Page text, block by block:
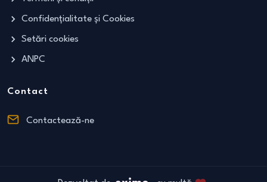
Confidențialitate și Cookies
Setări cookies
ANPC
Contact
Contactează-ne